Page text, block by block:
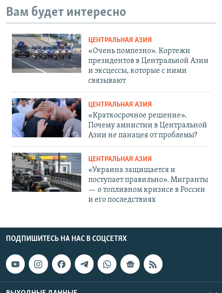
Вам будет интересно
ЦЕНТРАЛЬНАЯ АЗИЯ
«Очень помпезно». Кортежи
президентов в Центральной Азии
и эксцессы, которые с ними
связывают
ЦЕНТРАЛЬНАЯ АЗИЯ
«Краткосрочное решение».
Почему амнистии в Центральной
Азии не панацея от проблемы?
ЦЕНТРАЛЬНАЯ АЗИЯ
«Украина защищается и
поступает правильно». Мигранты
— о топливном кризисе в России
и его последствиях
ПОДПИШИТЕСЬ НА НАС В СОЦСЕТЯХ